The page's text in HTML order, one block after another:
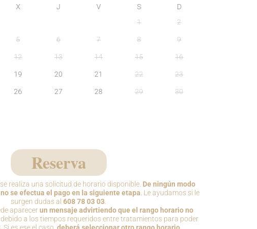
X J V S
D
1
2
5 6 7 8 9
12 13 14 15 16
19 20 21 22 23
26 27 28 29 30
Reserva
realiza una solicitud de horario disponible. De ningún modo
se efectua el pago en la siguiente etapa . Le ayudamos si le
surgen dudas al 608 78 03 03
aparecerun mensaje advirtiendo que el rango horario no
debido a los tiempos requeridos entre tratamientos para poder